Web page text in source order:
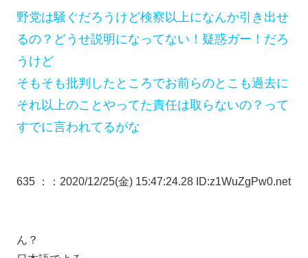
野党は騒ぐだろうけど検察以上になんか引き出せ
るの？どうせ説明になってない！疑惑ガー！だろ
うけど
そもそも批判したところでお前らのとこも過去に
それ以上のことやってた責任は取らないの？って
すでに言われてるがな
635 ： ：2020/12/25(金) 15:47:24.28 ID:z1WuZgPw0.net
ん？